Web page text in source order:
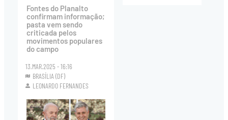
Fontes do Planalto
confirmam informação;
pasta vem sendo
criticada pelos
movimentos populares
do campo
13.MAR.2025 - 16:16
BRASÍLIA (DF)
LEONARDO FERNANDES